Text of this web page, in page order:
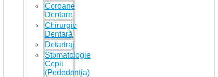
Coroane
Dentare
Chirurgie
Dentară
Detartraj
Stomatologie
Copii
(Pedodonţia)